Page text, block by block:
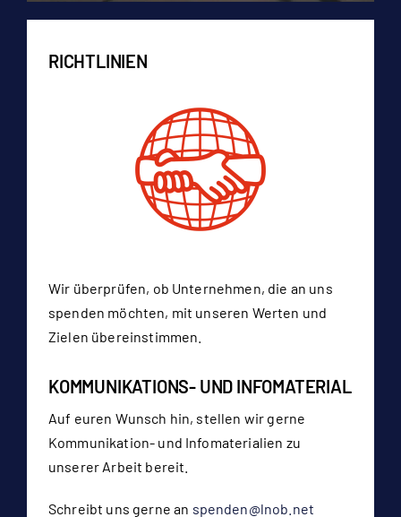
RICHTLINIEN
Wir überprüfen, ob Unternehmen, die an uns
spenden möchten, mit unseren Werten und
Zielen übereinstimmen.
KOMMUNIKATIONS- UND INFOMATERIAL
Auf euren Wunsch hin, stellen wir gerne
Kommunikation- und Infomaterialien zu
unserer Arbeit bereit.
Schreibt uns gerne an spenden@lnob.net